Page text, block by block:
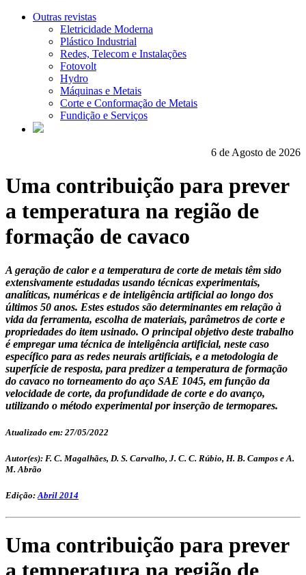
Outras revistas
Eletricidade Moderna
Plástico Industrial
Redes, Telecom e Instalações
Fotovolt
Hydro
Máquinas e Metais
Corte e Conformação de Metais
Fundição e Serviços
6 de Agosto de 2026
Uma contribuição para prever
a temperatura na região de
formação de cavaco
A geração de calor e a temperatura de corte de metais têm sido
extensivamente estudadas usando técnicas experimentais,
analíticas, numéricas e de inteligência artificial ao longo dos
últimos 50 anos. Estes estudos são determinantes em relação à
vida da ferramenta, escolha de materiais, parâmetros de corte e
propriedades do item usinado. O principal objetivo deste trabalho
é empregar uma técnica de inteligência artificial, neste caso
específico para as redes neurais artificiais, e a metodologia de
superfície de resposta, para predizer a temperatura de formação
do cavaco no torneamento do aço SAE 1045, em função da
velocidade de corte, da profundidade de corte e do avanço,
utilizando o método experimental por inserção de termopares.
Atualizado em: 27/05/2022
Autor(es): F. C. Magalhães, D. S. Carvalho, J. C. C. Rúbio, H. B. Campos e A.
M. Abrão
Edição:Abril 2014
Uma contribuição para prever